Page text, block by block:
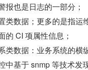
报也是日志的一部分；
类数据；更多的是指运
的 CI 项属性信息；
类数据：业务系统的横
中基于 snmp 等技术发